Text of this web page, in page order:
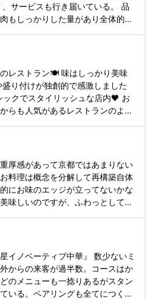
面白さだけでなく、きちんと美味
中国茶のラインナップが良い。 料
料理や飲み物の説明も丁寧で、体
と感じます。 「美味しい」
が高いと感じる一軒。 またゆっく
す。
サービスも行き届いている。 品
もしっかりした量があり全体的に
て気に入っているお店。
レストラン🍽️ 味はしっかり美味
り付けが独創的で感激しました
クでスタイリッシュな店内🖤 お
らも人気があるレストランのよう
。それが大正解❤️‍🔥厚みがあり、蟹
高に美味しかったです🥠🦀 また行
でした🙏
厚感があって京都ではあまりない
料理は概念を分解して再構築自体
にお味のエッジが立ってないかな
味しいのですが、ふわっとしてい
、それがバチっとあってこないと
かないという印象でした。なので
い出すとコレコレ！っていうのが
後は大食家の私がお腹いっぱいに
性はお腹をすかせてから行くのを
した！
ーティブ中華』 数少ないミ
からの来客が過半数。コースはか
のメニューも一捻りあるがスタン
いる。ペアリングも全てにつくの